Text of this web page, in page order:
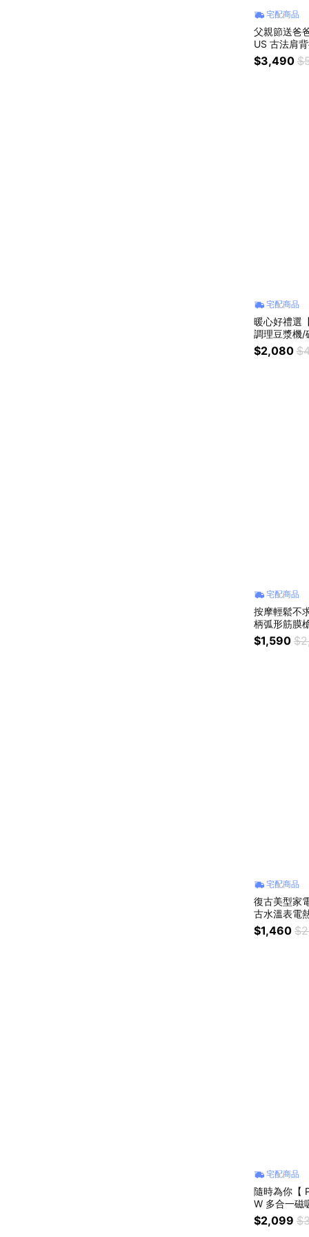
宅配商品
父親節送爸
US 古法肩
生日禮物/肩
送長輩
$3,490
宅配商品
暖心好禮選
調理豆漿機/
YS011) 獅
用/現打豆漿
$2,080
宅配商品
按摩輕鬆不
柄弧形筋膜
座生日/父親
88節/生日
$1,590
宅配商品
復古美型家
古水溫表電
) 新居入厝
水/隨時享用
$1,460
宅配商品
隨時為你【
W 多合一磁吸
機/出國旅行
$2,099